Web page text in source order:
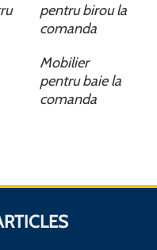
pentru birou la
comanda
Mobilier
pentru baie la
comanda